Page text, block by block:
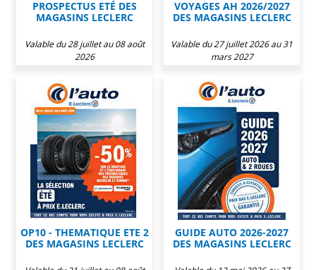
PROSPECTUS ETÉ DES
MAGASINS LECLERC
Valable du 28 juillet au 08 août
2026
VOYAGES AH 2026/2027
DES MAGASINS LECLERC
Valable du 27 juillet 2026 au 31
mars 2027
OP10 - THEMATIQUE ETE 2
DES MAGASINS LECLERC
GUIDE AUTO 2026-2027
DES MAGASINS LECLERC